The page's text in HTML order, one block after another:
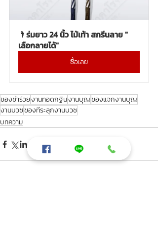
🌂ร่มยาว 24 นิ้ว ไม้เท้า สกรีนลาย "
เลือกลายได้"
ซื้อเลย
ของชำร่วยงานทอดกฐินงานบุญของแจกงานบุญ
งานบวชของทีระลุกงานบวช
บทความ